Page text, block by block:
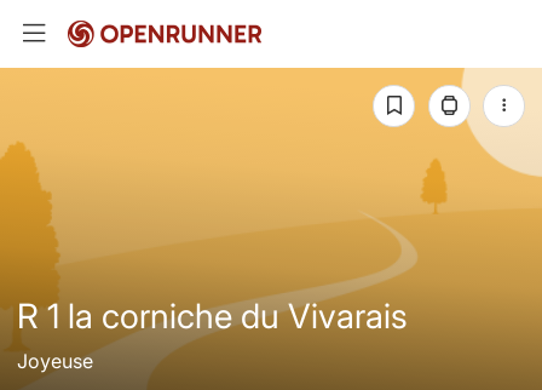
R 1 la corniche du Vivarais
Joyeuse